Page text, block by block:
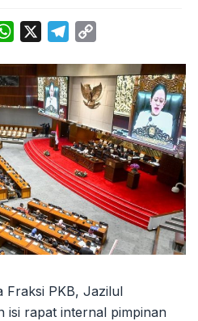
WhatsApp Telegram
Fraksi PKB, Jazilul
isi rapat internal pimpinan